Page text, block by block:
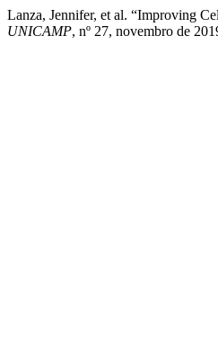
Lanza, Jennifer, et al. “Improving
UNICAMP, nº 27, novembro de